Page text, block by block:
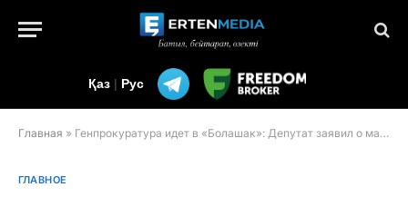
Қаз | Рус
Главная » Генпрокуратура идет в «Болашак»: Депутат заявил о масштабных хищениях
ГЛАВНОЕ